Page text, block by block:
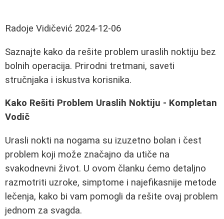
Radoje Vidičević 2024-12-06
Saznajte kako da rešite problem uraslih noktiju bez
bolnih operacija. Prirodni tretmani, saveti
stručnjaka i iskustva korisnika.
Kako Rešiti Problem Uraslih Noktiju - Kompletan
Vodič
Urasli nokti na nogama su izuzetno bolan i čest
problem koji može značajno da utiče na
svakodnevni život. U ovom članku ćemo detaljno
razmotriti uzroke, simptome i najefikasnije metode
lečenja, kako bi vam pomogli da rešite ovaj problem
jednom za svagda.